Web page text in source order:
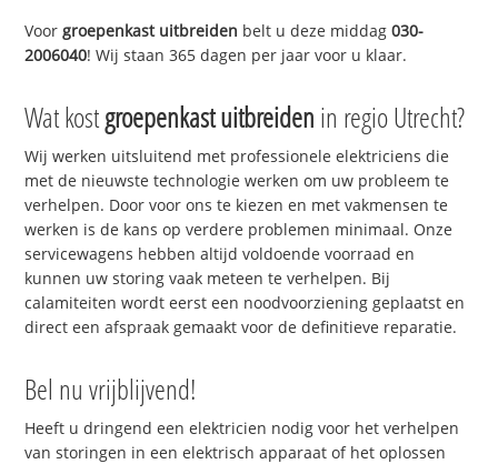
Voorgroepenkast uitbreiden belt u deze middag030-
2006040! Wij staan 365 dagen per jaar voor u klaar.
Wat kostgroepenkast uitbreiden in regio Utrecht?
Wij werken uitsluitend met professionele elektriciens die
met de nieuwste technologie werken om uw probleem te
verhelpen. Door voor ons te kiezen en met vakmensen te
werken is de kans op verdere problemen minimaal. Onze
servicewagens hebben altijd voldoende voorraad en
kunnen uw storing vaak meteen te verhelpen. Bij
calamiteiten wordt eerst een noodvoorziening geplaatst en
direct een afspraak gemaakt voor de definitieve reparatie.
Bel nu vrijblijvend!
Heeft u dringend een elektricien nodig voor het verhelpen
van storingen in een elektrisch apparaat of het oplossen